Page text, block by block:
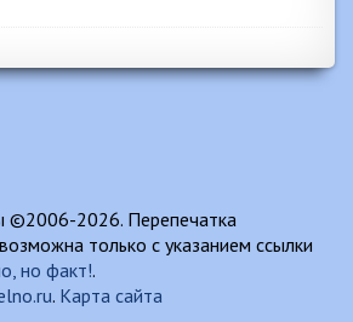
©2006-2026. Перепечатка
только с указанием ссылки
но факт!.
. Карта сайта